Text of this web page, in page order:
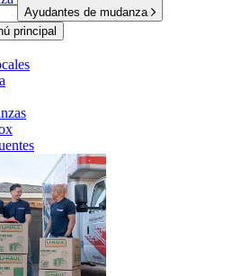
Ayudantes de mudanza
principal